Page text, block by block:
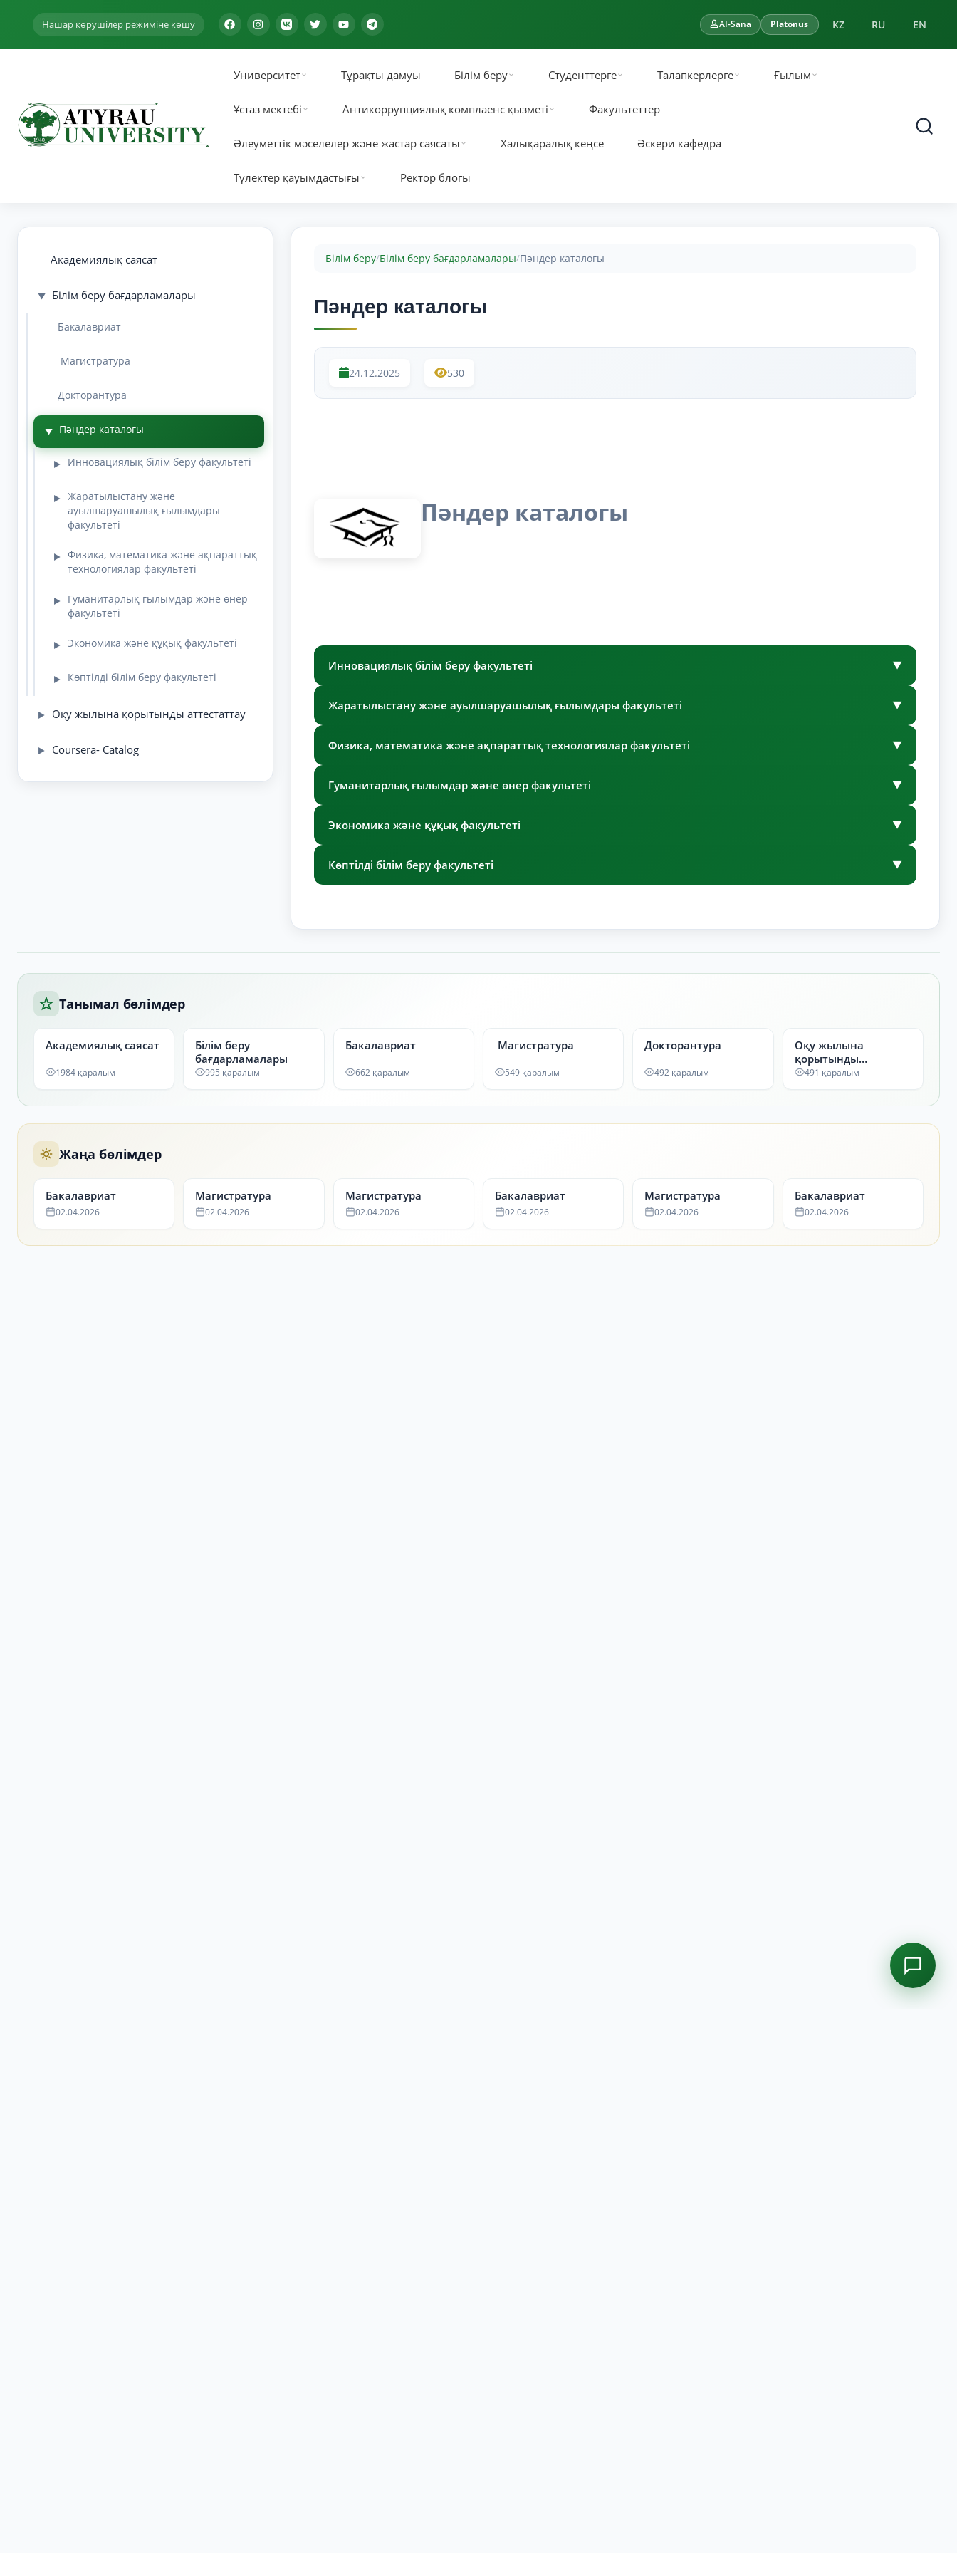
Нашар көрушілер режиміне көшу AI-Sana Platonus KZ RU EN
Университет Тұрақты дамуы Білім беру Студенттерге Талапкерлерге Ғылым
Ұстаз мектебі Антикоррупциялық комплаенс қызметі Факультеттер
Әлеуметтік мәселелер және жастар саясаты Халықаралық кеңсе Әскери кафедра
Түлектер қауымдастығы Ректор блогы
Академиялық саясат
▼ Білім беру бағдарламалары
Бакалавриат
Магистратура
Докторантура
▼ Пәндер каталогы
▶ Инновациялық білім беру факультеті
▶
Жаратылыстану және
ауылшаруашылық ғылымдары
факультеті
▶
Физика, математика және ақпараттық
технологиялар факультеті
▶
Гуманитарлық ғылымдар және өнер
факультеті
▶ Экономика және құқық факультеті
▶ Көптілді білім беру факультеті
▶ Оқу жылына қорытынды аттестаттау
▶ Coursera- Catalog
Білім беру/Білім беру бағдарламалары/Пәндер каталогы
Пәндер каталогы
24.12.2025 530
Пәндер каталогы
Инновациялық білім беру факультеті ▼
Жаратылыстану және ауылшаруашылық ғылымдары факультеті ▼
Физика, математика және ақпараттық технологиялар факультеті ▼
Гуманитарлық ғылымдар және өнер факультеті ▼
Экономика және құқық факультеті ▼
Көптілді білім беру факультеті ▼
Танымал бөлімдер
Академиялық саясат
1984 қаралым
Білім беру
бағдарламалары
995 қаралым
Бакалавриат
662 қаралым
Магистратура
549 қаралым
Докторантура
492 қаралым
Оқу жылына
қорытынды
аттестаттау
491 қаралым
Жаңа бөлімдер
Бакалавриат
02.04.2026
Магистратура
02.04.2026
Магистратура
02.04.2026
Бакалавриат
02.04.2026
Магистратура
02.04.2026
Бакалавриат
02.04.2026